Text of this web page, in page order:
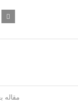
مقاله